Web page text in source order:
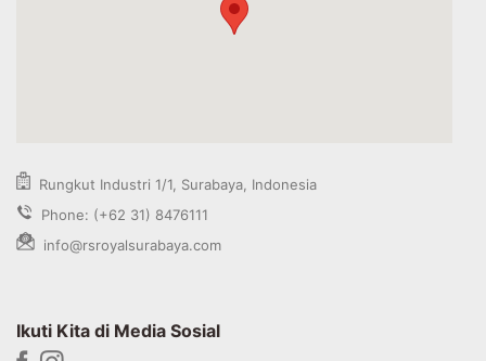
Rungkut Industri 1/1, Surabaya, Indonesia
Phone: (+62 31) 8476111
info@rsroyalsurabaya.com
Ikuti Kita di Media Sosial